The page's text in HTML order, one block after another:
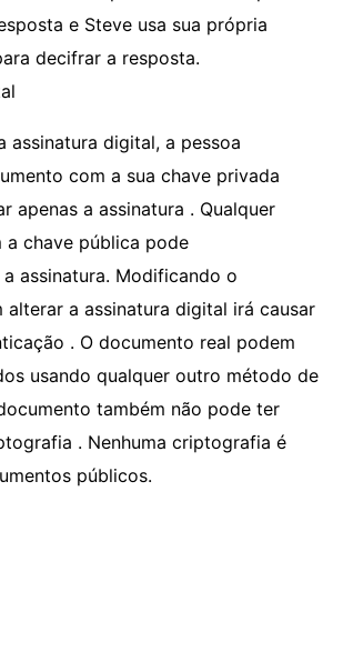
e Steve usa sua própria
decifrar a resposta.
assinatura digital, a pessoa
com a sua chave privada
apenas a assinatura . Qualquer
a chave pública pode
assinatura. Modificando o
alterar a assinatura digital irá causar
. O documento real podem
usando qualquer outro método de
também não pode ter
. Nenhuma criptografia é
públicos.